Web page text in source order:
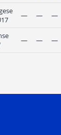
— — —
— — —